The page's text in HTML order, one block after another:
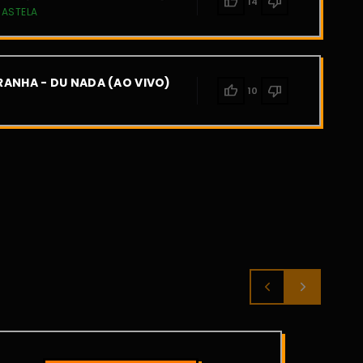
- DU NADA (AO VIVO) thumb_up 10 thumb_down